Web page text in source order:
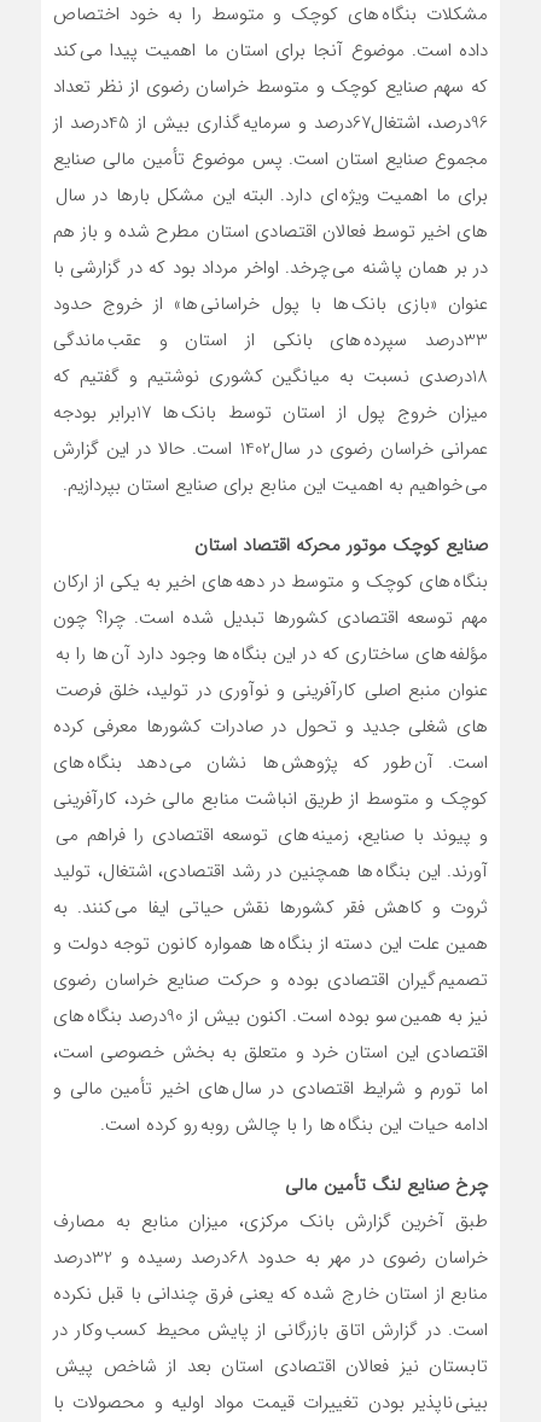
مشکلات بنگاه های کوچک و متوسط را به خود اختصاص
داده است. موضوع آنجا برای استان ما اهمیت پیدا می کند
که سهم صنایع کوچک و متوسط خراسان رضوی از نظر تعداد
96درصد، اشتغال67درصد و سرمایه گذاری بیش از 45درصد از
مجموع صنایع استان است. پس موضوع تأمین مالی صنایع
برای ما اهمیت ویژه ای دارد. البته این مشکل بارها در سال
های اخیر توسط فعالان اقتصادی استان مطرح شده و باز هم
در بر همان پاشنه می چرخد. اواخر مرداد بود که در گزارشی با
عنوان «بازی بانک ها با پول خراسانی ها» از خروج حدود
33درصد سپرده های بانکی از استان و عقب ماندگی
18درصدی نسبت به میانگین کشوری نوشتیم و گفتیم که
میزان خروج پول از استان توسط بانک ها 17برابر بودجه
عمرانی خراسان رضوی در سال1402 است. حالا در این گزارش
می خواهیم به اهمیت این منابع برای صنایع استان بپردازیم.
صنایع کوچک موتور محرکه اقتصاد استان
بنگاه های کوچک و متوسط در دهه های اخیر به یکی از ارکان
مهم توسعه اقتصادی کشورها تبدیل شده است. چرا؟ چون
مؤلفه های ساختاری که در این بنگاه ها وجود دارد آن ها را به
عنوان منبع اصلی کارآفرینی و نوآوری در تولید، خلق فرصت
های شغلی جدید و تحول در صادرات کشورها معرفی کرده
است. آن طور که پژوهش ها نشان می دهد بنگاه های
کوچک و متوسط از طریق انباشت منابع مالی خرد، کارآفرینی
و پیوند با صنایع، زمینه های توسعه اقتصادی را فراهم می
آورند. این بنگاه ها همچنین در رشد اقتصادی، اشتغال، تولید
ثروت و کاهش فقر کشورها نقش حیاتی ایفا می کنند. به
همین علت این دسته از بنگاه ها همواره کانون توجه دولت و
تصمیم گیران اقتصادی بوده و حرکت صنایع خراسان رضوی
نیز به همین سو بوده است. اکنون بیش از 90درصد بنگاه های
اقتصادی این استان خرد و متعلق به بخش خصوصی است،
اما تورم و شرایط اقتصادی در سال های اخیر تأمین مالی و
ادامه حیات این بنگاه ها را با چالش روبه رو کرده است.
چرخ صنایع لنگ تأمین مالی
طبق آخرین گزارش بانک مرکزی، میزان منابع به مصارف
خراسان رضوی در مهر به حدود 68درصد رسیده و 32درصد
منابع از استان خارج شده که یعنی فرق چندانی با قبل نکرده
است. در گزارش اتاق بازرگانی از پایش محیط کسب وکار در
تابستان نیز فعالان اقتصادی استان بعد از شاخص پیش
بینی ناپذیر بودن تغییرات قیمت مواد اولیه و محصولات با